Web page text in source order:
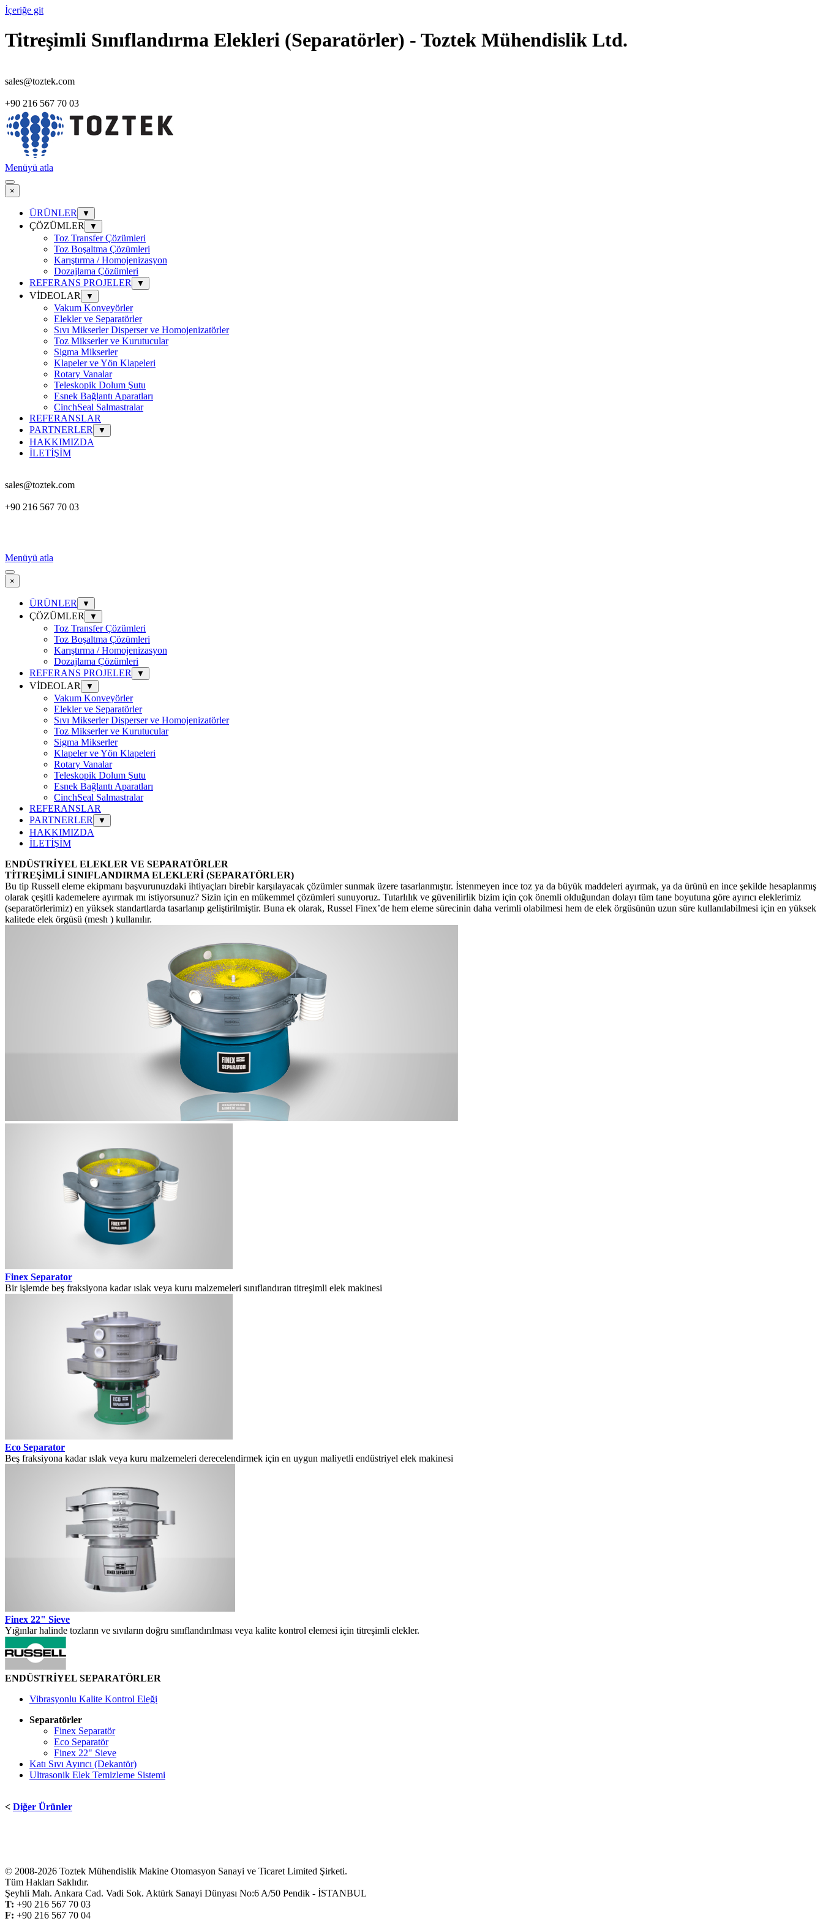
İçeriğe git
Titreşimli Sınıflandırma Elekleri (Separatörler) - Toztek Mühendislik Ltd.
sales@toztek.com
+90 216 567 70 03
Menüyü atla
×
ÜRÜNLER ▼
ÇÖZÜMLER ▼
Toz Transfer Çözümleri
Toz Boşaltma Çözümleri
Karıştırma / Homojenizasyon
Dozajlama Çözümleri
REFERANS PROJELER
▼
VİDEOLAR ▼
Vakum Konveyörler
Elekler ve Separatörler
Sıvı Mikserler Disperser ve Homojenizatörler
Toz Mikserler ve Kurutucular
Sigma Mikserler
Klapeler ve Yön Klapeleri
Rotary Vanalar
Teleskopik Dolum Şutu
Esnek Bağlantı Aparatları
CinchSeal Salmastralar
REFERANSLAR
PARTNERLER
▼
HAKKIMIZDA
İLETİŞİM
sales@toztek.com
+90 216 567 70 03
Menüyü atla
×
ÜRÜNLER ▼
ÇÖZÜMLER ▼
Toz Transfer Çözümleri
Toz Boşaltma Çözümleri
Karıştırma / Homojenizasyon
Dozajlama Çözümleri
REFERANS PROJELER
▼
VİDEOLAR ▼
Vakum Konveyörler
Elekler ve Separatörler
Sıvı Mikserler Disperser ve Homojenizatörler
Toz Mikserler ve Kurutucular
Sigma Mikserler
Klapeler ve Yön Klapeleri
Rotary Vanalar
Teleskopik Dolum Şutu
Esnek Bağlantı Aparatları
CinchSeal Salmastralar
REFERANSLAR
PARTNERLER
▼
HAKKIMIZDA
İLETİŞİM
ENDÜSTRİYEL ELEKLER VE SEPARATÖRLER
TİTREŞİMLİ SINIFLANDIRMA ELEKLERİ (SEPARATÖRLER)
Bu tip Russell eleme ekipmanı başvurunuzdaki ihtiyaçları birebir karşılayacak çözümler sunmak üzere tasarlanmıştır. İstenmeyen ince toz ya da büyük maddeleri ayırmak, ya da ürünü en ince şekilde hesaplanmış
olarak çeşitli kademelere ayırmak mı istiyorsunuz? Sizin için en mükemmel çözümleri sunuyoruz. Tutarlılık ve güvenilirlik bizim için çok önemli olduğundan dolayı tüm tane boyutuna göre ayırıcı eleklerimiz
(separatörlerimiz) en yüksek standartlarda tasarlanıp geliştirilmiştir. Buna ek olarak, Russel Finex’de hem eleme sürecinin daha verimli olabilmesi hem de elek örgüsünün uzun süre kullanılabilmesi için en yüksek
kalitede elek örgüsü (mesh ) kullanılır.
Finex Separator
Bir işlemde beş fraksiyona kadar ıslak veya kuru malzemeleri sınıflandıran titreşimli elek makinesi
Eco Separator
Beş fraksiyona kadar ıslak veya kuru malzemeleri derecelendirmek için en uygun maliyetli endüstriyel elek makinesi
Finex 22" Sieve
Yığınlar halinde tozların ve sıvıların doğru sınıflandırılması veya kalite kontrol elemesi için titreşimli elekler.
ENDÜSTRİYEL SEPARATÖRLER
Vibrasyonlu Kalite Kontrol Eleği
Separatörler
Finex Separatör
Eco Separatör
Finex 22" Sieve
Katı Sıvı Ayırıcı (Dekantör)
Ultrasonik Elek Temizleme Sistemi
< Diğer Ürünler
© 2008-2026 Toztek Mühendislik Makine Otomasyon Sanayi ve Ticaret Limited Şirketi.
Tüm Hakları Saklıdır.
Şeyhli Mah. Ankara Cad. Vadi Sok. Aktürk Sanayi Dünyası No:6 A/50 Pendik - İSTANBUL
T: +90 216 567 70 03
F: +90 216 567 70 04